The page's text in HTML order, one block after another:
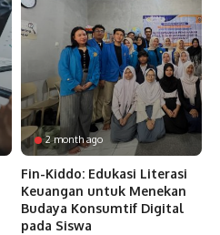
2 month ago
Fin-Kiddo: Edukasi Literasi
Keuangan untuk Menekan
Budaya Konsumtif Digital
pada Siswa